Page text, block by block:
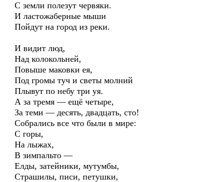
С земли полезут червяки.
И ластожаберные мыши
Пойдут на город из реки.
И видит люд,
Над колокольней,
Повыше маковки ея,
Под громы туч и светы молний
Плывут по небу три уя.
А за тремя — ещё четыре,
За теми — десять, двадцать, сто!
Собрались все что были в мире:
С горы,
На лыжах,
В зимпальто —
Елды, затейники, мутумбы,
Страшилы, писи, петушки,